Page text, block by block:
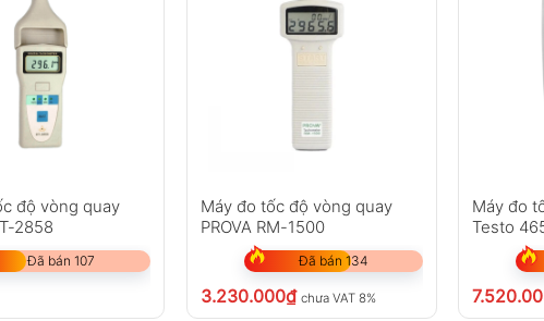
phút
độ vòng quay
2858
Đã bán 107
Máy đo tốc độ vòng quay
PROVA RM-1500
Đã bán 134
3.230.000₫ chưa VAT 8%
Máy đo
Testo